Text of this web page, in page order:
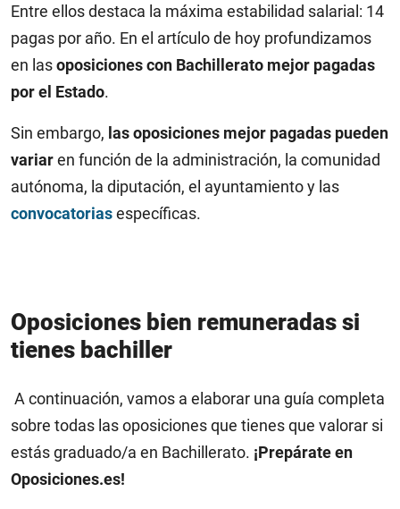
Entre ellos destaca la máxima estabilidad salarial: 14
pagas por año. En el artículo de hoy profundizamos
en lasoposiciones con Bachillerato mejor pagadas
por el Estado.
Sin embargo, las oposiciones mejor pagadas pueden
variaren función de la administración, la comunidad
autónoma, la diputación, el ayuntamiento y las
convocatoriasespecíficas.
Oposiciones bien remuneradas si
tienes bachiller
A continuación, vamos a elaborar una guía completa
sobre todas las oposiciones que tienes que valorar si
estás graduado/a en Bachillerato. ¡Prepárate en
Oposiciones.es!